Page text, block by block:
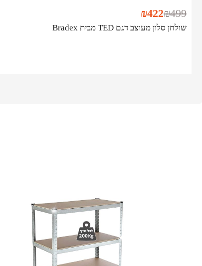
שולחן סלון מעוצב דגם TED מבית Bradex
₪499
₪422